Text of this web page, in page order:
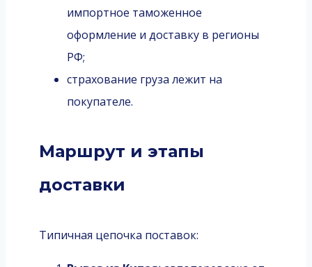
импортное таможенное
оформление и доставку в регионы
РФ;
страхование груза лежит на
покупателе.
Маршрут и этапы
доставки
Типичная цепочка поставок: